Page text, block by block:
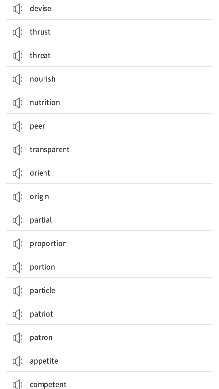
devise
thrust
threat
nourish
nutrition
peer
transparent
orient
origin
partial
proportion
portion
particle
patriot
patron
appetite
competent